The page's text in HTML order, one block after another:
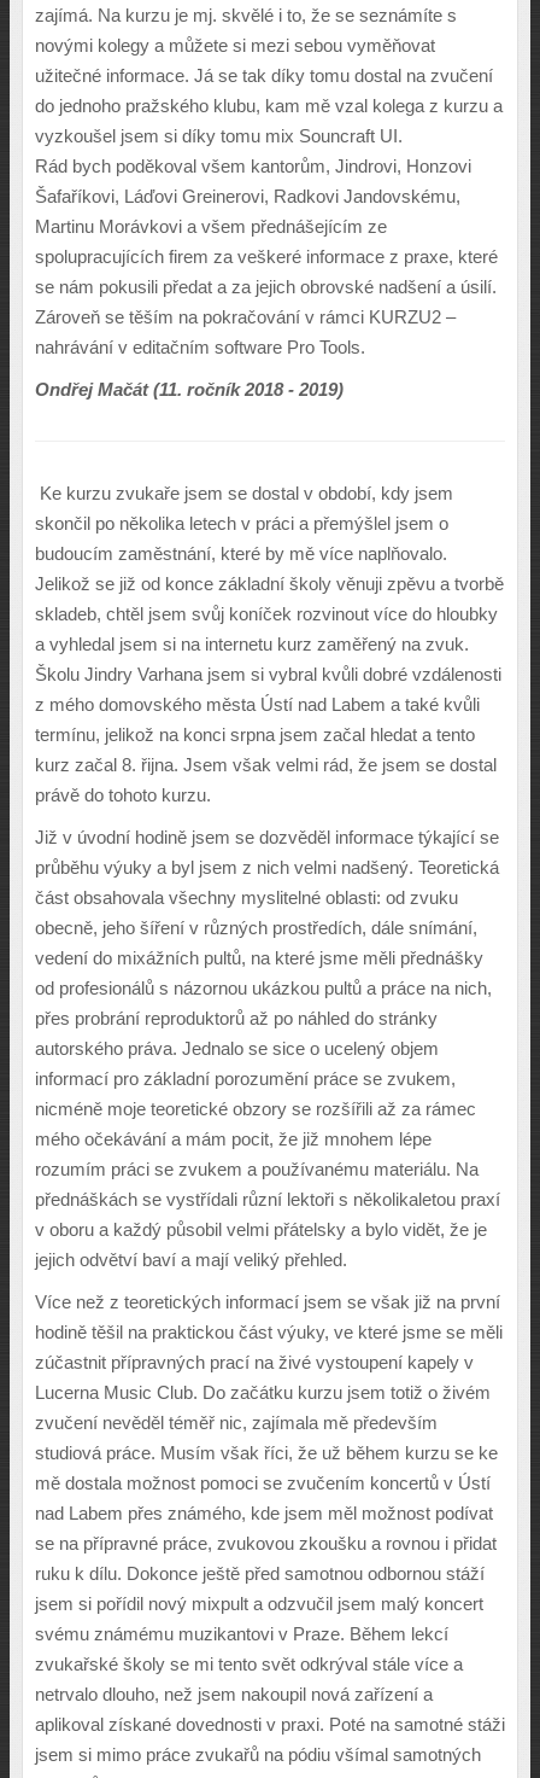
zajímá. Na kurzu je mj. skvělé i to, že se seznámíte s
novými kolegy a můžete si mezi sebou vyměňovat
užitečné informace. Já se tak díky tomu dostal na zvučení
do jednoho pražského klubu, kam mě vzal kolega z kurzu a
vyzkoušel jsem si díky tomu mix Souncraft UI.
Rád bych poděkoval všem kantorům, Jindrovi, Honzovi
Šafaříkovi, Láďovi Greinerovi, Radkovi Jandovskému,
Martinu Morávkovi a všem přednášejícím ze
spolupracujících firem za veškeré informace z praxe, které
se nám pokusili předat a za jejich obrovské nadšení a úsilí.
Zároveň se těším na pokračování v rámci KURZU2 –
nahrávání v editačním software Pro Tools.
Ondřej Mačát (11. ročník 2018 - 2019)
Ke kurzu zvukaře jsem se dostal v období, kdy jsem
skončil po několika letech v práci a přemýšlel jsem o
budoucím zaměstnání, které by mě více naplňovalo.
Jelikož se již od konce základní školy věnuji zpěvu a tvorbě
skladeb, chtěl jsem svůj koníček rozvinout více do hloubky
a vyhledal jsem si na internetu kurz zaměřený na zvuk.
Školu Jindry Varhana jsem si vybral kvůli dobré vzdálenosti
z mého domovského města Ústí nad Labem a také kvůli
termínu, jelikož na konci srpna jsem začal hledat a tento
kurz začal 8. řijna. Jsem však velmi rád, že jsem se dostal
právě do tohoto kurzu.
Již v úvodní hodině jsem se dozvěděl informace týkající se
průběhu výuky a byl jsem z nich velmi nadšený. Teoretická
část obsahovala všechny myslitelné oblasti: od zvuku
obecně, jeho šíření v různých prostředích, dále snímání,
vedení do mixážních pultů, na které jsme měli přednášky
od profesionálů s názornou ukázkou pultů a práce na nich,
přes probrání reproduktorů až po náhled do stránky
autorského práva. Jednalo se sice o ucelený objem
informací pro základní porozumění práce se zvukem,
nicméně moje teoretické obzory se rozšířili až za rámec
mého očekávání a mám pocit, že již mnohem lépe
rozumím práci se zvukem a používanému materiálu. Na
přednáškách se vystřídali různí lektoři s několikaletou praxí
v oboru a každý působil velmi přátelsky a bylo vidět, že je
jejich odvětví baví a mají veliký přehled.
Více než z teoretických informací jsem se však již na první
hodině těšil na praktickou část výuky, ve které jsme se měli
zúčastnit přípravných prací na živé vystoupení kapely v
Lucerna Music Club. Do začátku kurzu jsem totiž o živém
zvučení nevěděl téměř nic, zajímala mě především
studiová práce. Musím však říci, že už během kurzu se ke
mě dostala možnost pomoci se zvučením koncertů v Ústí
nad Labem přes známého, kde jsem měl možnost podívat
se na přípravné práce, zvukovou zkoušku a rovnou i přidat
ruku k dílu. Dokonce ještě před samotnou odbornou stáží
jsem si pořídil nový mixpult a odzvučil jsem malý koncert
svému známému muzikantovi v Praze. Během lekcí
zvukařské školy se mi tento svět odkrýval stále více a
netrvalo dlouho, než jsem nakoupil nová zařízení a
aplikoval získané dovednosti v praxi. Poté na samotné stáži
jsem si mimo práce zvukařů na pódiu všímal samotných